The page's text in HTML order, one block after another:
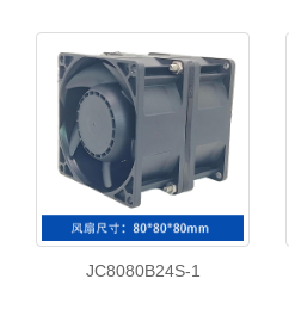
JC8080B24S-1